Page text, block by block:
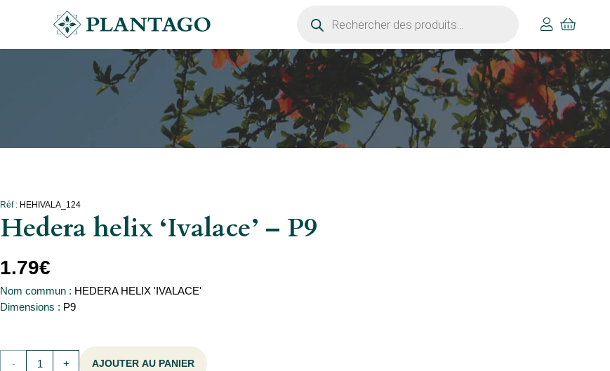
produits
Réf : HEHIVALA_124
Hedera helix ‘Ivalace’ – P9
1.79€
Nom commun : HEDERA HELIX 'IVALACE'
Dimensions : P9
quantité AJOUTER AU PANIER